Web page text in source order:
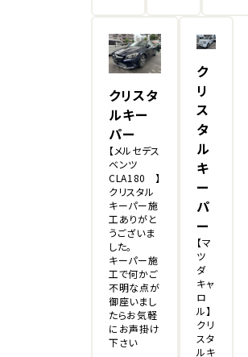
クリスタ
ルキー
パー
【メルセデス
ベンツ
CLA180 】
クリスタル
キーパー施
工ありがと
うございま
した。
キーパー施
工で何かご
不明な点が
御座いまし
たらお気軽
にお声掛け
下さい
ク
リ
ス
タ
ル
キ
ー
パ
ー
【マ
ツ
ダ
キャ
ロ
ル】
クリ
スタ
ルキ